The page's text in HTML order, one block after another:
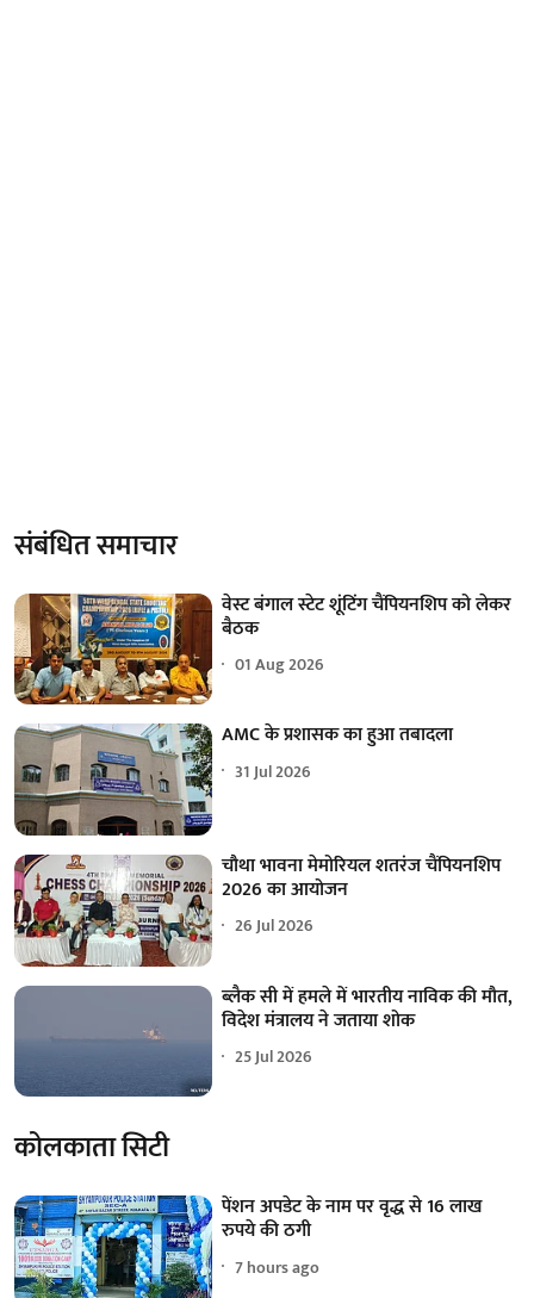
संबंधित समाचार
वेस्ट बंगाल स्टेट शूंटिंग चैंपियनशिप को लेकर
बैठक
01 Aug 2026
AMC के प्रशासक का हुआ तबादला
31 Jul 2026
चौथा भावना मेमोरियल शतरंज चैंपियनशिप
2026 का आयोजन
26 Jul 2026
ब्लैक सी में हमले में भारतीय नाविक की मौत,
विदेश मंत्रालय ने जताया शोक
25 Jul 2026
कोलकाता सिटी
पेंशन अपडेट के नाम पर वृद्ध से 16 लाख
रुपये की ठगी
7 hours ago